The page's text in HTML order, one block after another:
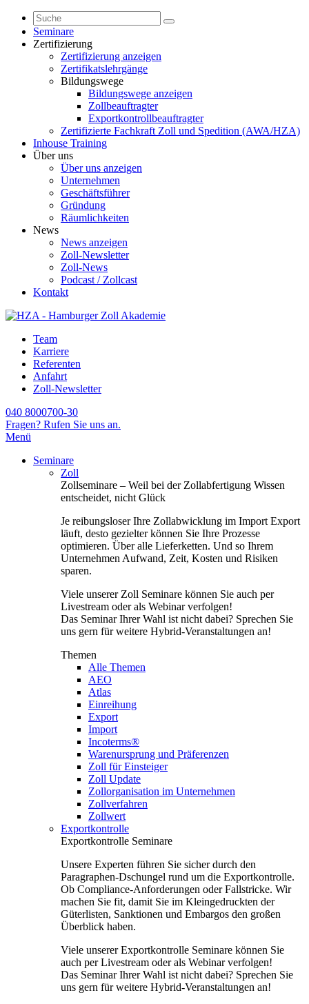
Seminare
Zertifizierung
Zertifizierung anzeigen
Zertifikatslehrgänge
Bildungswege
Bildungswege anzeigen
Zollbeauftragter
Exportkontrollbeauftragter
Zertifizierte Fachkraft Zoll und Spedition (AWA/HZA)
Inhouse Training
Über uns
Über uns anzeigen
Unternehmen
Geschäftsführer
Gründung
Räumlichkeiten
News
News anzeigen
Zoll-Newsletter
Zoll-News
Podcast / Zollcast
Kontakt
Team
Karriere
Referenten
Anfahrt
Zoll-Newsletter
040 8000700-30
Fragen? Rufen Sie uns an.
Menü
Seminare
Zoll
Zollseminare – Weil bei der Zollabfertigung Wissen
entscheidet, nicht Glück
Je reibungsloser Ihre Zollabwicklung im Import Export
läuft, desto gezielter können Sie Ihre Prozesse
optimieren. Über alle Lieferketten. Und so Ihrem
Unternehmen Aufwand, Zeit, Kosten und Risiken
sparen.
Viele unserer Zoll Seminare können Sie auch per
Livestream oder als Webinar verfolgen!
Das Seminar Ihrer Wahl ist nicht dabei? Sprechen Sie
uns gern für weitere Hybrid-Veranstaltungen an!
Themen
Alle Themen
AEO
Atlas
Einreihung
Export
Import
Incoterms®
Warenursprung und Präferenzen
Zoll für Einsteiger
Zoll Update
Zollorganisation im Unternehmen
Zollverfahren
Zollwert
Exportkontrolle
Exportkontrolle Seminare
Unsere Experten führen Sie sicher durch den
Paragraphen-Dschungel rund um die Exportkontrolle.
Ob Compliance-Anforderungen oder Fallstricke. Wir
machen Sie fit, damit Sie im Kleingedruckten der
Güterlisten, Sanktionen und Embargos den großen
Überblick haben.
Viele unserer Exportkontrolle Seminare können Sie
auch per Livestream oder als Webinar verfolgen!
Das Seminar Ihrer Wahl ist nicht dabei? Sprechen Sie
uns gern für weitere Hybrid-Veranstaltungen an!